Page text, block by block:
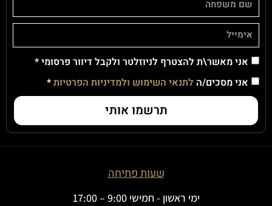
אני מאשר\ת להצטרף לניוזלטר ולקבל דיוור פרסומי *
אני מסכים/ה לתנאי השימוש ולמדיניות הפרטיות*
תרשמו אותי
שעות פתיחה
ימי ראשון - חמישי 9:00 – 17:00